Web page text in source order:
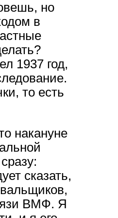
но
в
1937 год,
то есть
накануне
сказать,
ВМФ. Я